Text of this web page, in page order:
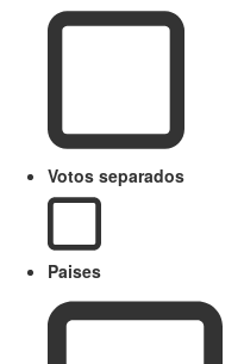
Votos separados
Paises